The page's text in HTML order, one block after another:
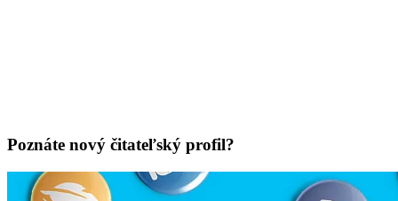
Poznáte nový čitateľský profil?